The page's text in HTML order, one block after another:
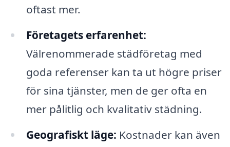
oftast mer.
Företagets erfarenhet:
Välrenommerade städföretag med
goda referenser kan ta ut högre priser
för sina tjänster, men de ger ofta en
mer pålitlig och kvalitativ städning.
Geografiskt läge: Kostnader kan även